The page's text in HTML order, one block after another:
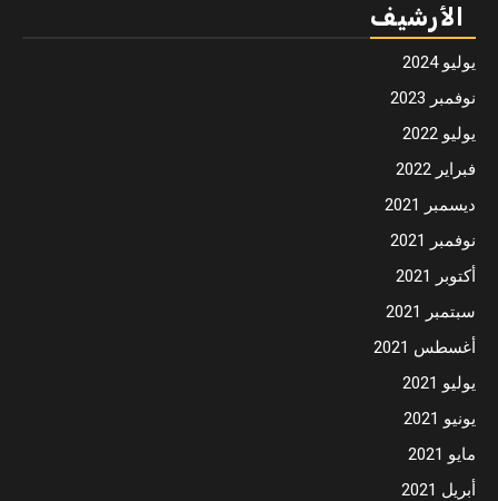
الأرشيف
يوليو 2024
نوفمبر 2023
يوليو 2022
فبراير 2022
ديسمبر 2021
نوفمبر 2021
أكتوبر 2021
سبتمبر 2021
أغسطس 2021
يوليو 2021
يونيو 2021
مايو 2021
أبريل 2021